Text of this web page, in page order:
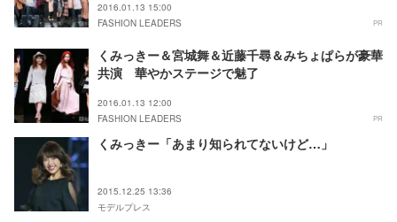
2016.01.13 15:00
FASHION LEADERS
PR
くみっきー＆宮城舞＆近藤千尋＆みちょぱらが豪華
共演 華やかステージで魅了
2016.01.13 12:00
FASHION LEADERS
PR
くみっきー「あまり知られてないけど…」
2015.12.25 13:36
モデルプレス